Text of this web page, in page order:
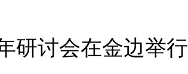
研讨会在金边举行